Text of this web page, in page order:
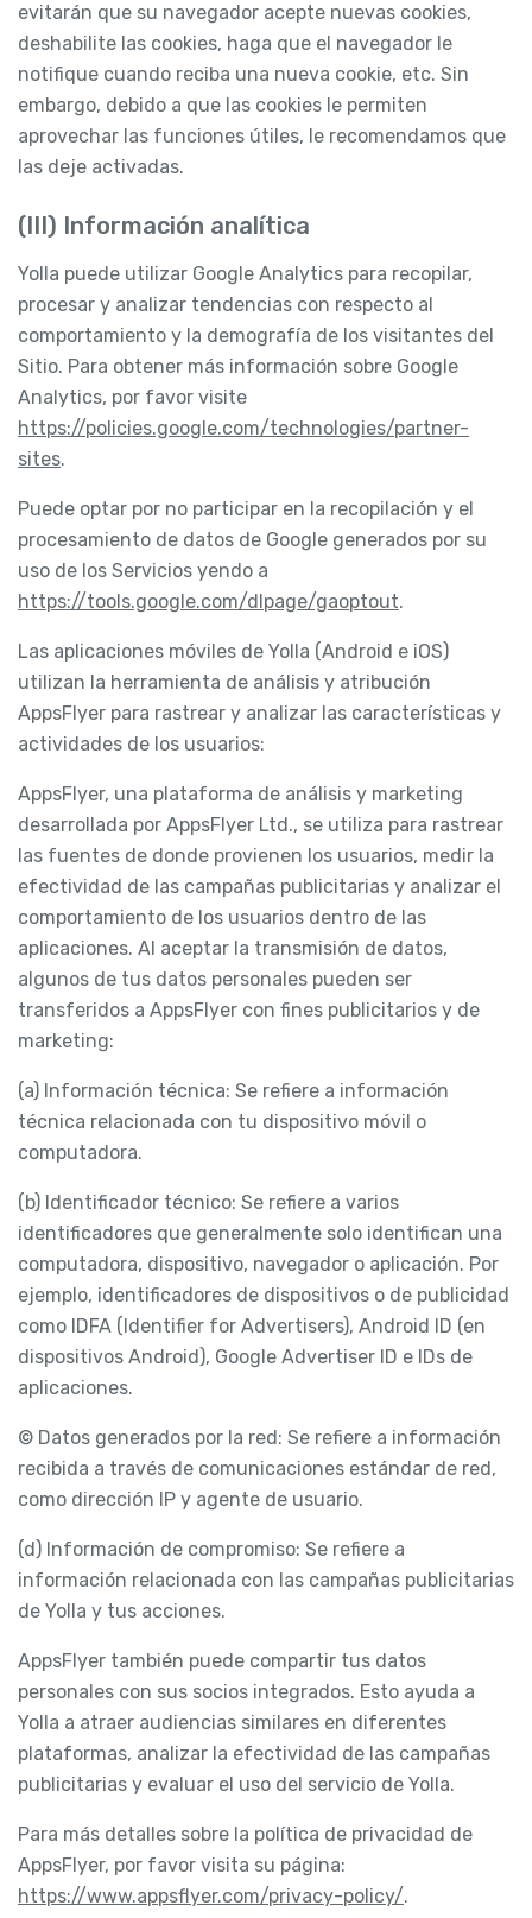
evitarán que su navegador acepte nuevas cookies,
deshabilite las cookies, haga que el navegador le
notifique cuando reciba una nueva cookie, etc. Sin
embargo, debido a que las cookies le permiten
aprovechar las funciones útiles, le recomendamos que
las deje activadas.
(III) Información analítica
Yolla puede utilizar Google Analytics para recopilar,
procesar y analizar tendencias con respecto al
comportamiento y la demografía de los visitantes del
Sitio. Para obtener más información sobre Google
Analytics, por favor visite
https://policies.google.com/technologies/partner-
sites.
Puede optar por no participar en la recopilación y el
procesamiento de datos de Google generados por su
uso de los Servicios yendo a
https://tools.google.com/dlpage/gaoptout.
Las aplicaciones móviles de Yolla (Android e iOS)
utilizan la herramienta de análisis y atribución
AppsFlyer para rastrear y analizar las características y
actividades de los usuarios:
AppsFlyer, una plataforma de análisis y marketing
desarrollada por AppsFlyer Ltd., se utiliza para rastrear
las fuentes de donde provienen los usuarios, medir la
efectividad de las campañas publicitarias y analizar el
comportamiento de los usuarios dentro de las
aplicaciones. Al aceptar la transmisión de datos,
algunos de tus datos personales pueden ser
transferidos a AppsFlyer con fines publicitarios y de
marketing:
(a) Información técnica: Se refiere a información
técnica relacionada con tu dispositivo móvil o
computadora.
(b) Identificador técnico: Se refiere a varios
identificadores que generalmente solo identifican una
computadora, dispositivo, navegador o aplicación. Por
ejemplo, identificadores de dispositivos o de publicidad
como IDFA (Identifier for Advertisers), Android ID (en
dispositivos Android), Google Advertiser ID e IDs de
aplicaciones.
© Datos generados por la red: Se refiere a información
recibida a través de comunicaciones estándar de red,
como dirección IP y agente de usuario.
(d) Información de compromiso: Se refiere a
información relacionada con las campañas publicitarias
de Yolla y tus acciones.
AppsFlyer también puede compartir tus datos
personales con sus socios integrados. Esto ayuda a
Yolla a atraer audiencias similares en diferentes
plataformas, analizar la efectividad de las campañas
publicitarias y evaluar el uso del servicio de Yolla.
Para más detalles sobre la política de privacidad de
AppsFlyer, por favor visita su página:
https://www.appsflyer.com/privacy-policy/.